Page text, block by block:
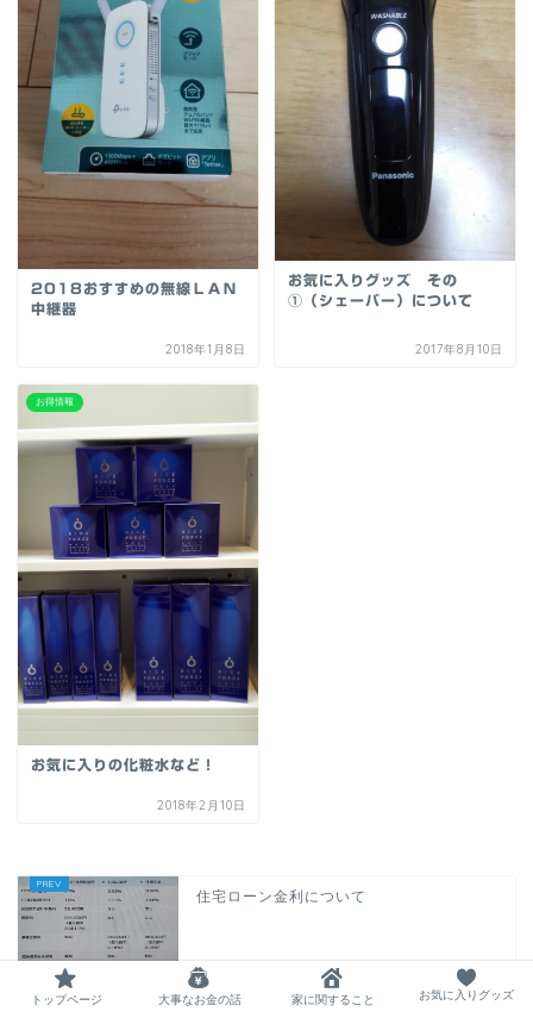
2018おすすめの無線ＬＡＮ
中継器
2018年1月8日
お気に入りグッズ その
①（シェーバー）について
2017年8月10日
お得情報
お気に入りの化粧水など！
2018年2月10日
住宅ローン金利について
お気に入りグッズ その①（シェーバー）
トップページ 大事なお金の話 家に関すること お気に入りグッズ